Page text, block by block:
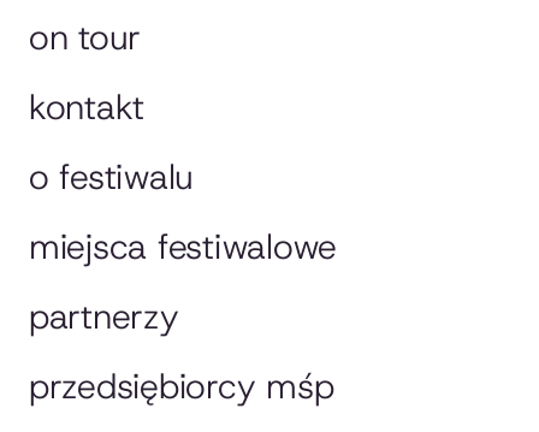
on tour
kontakt
o festiwalu
miejsca festiwalowe
partnerzy
przedsiębiorcy mśp